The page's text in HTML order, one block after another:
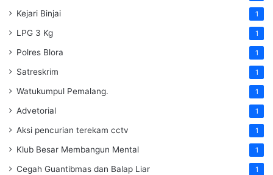
Kejari Binjai 1
LPG 3 Kg 1
Polres Blora 1
Satreskrim 1
Watukumpul Pemalang. 1
Advetorial 1
Aksi pencurian terekam cctv 1
Klub Besar Membangun Mental 1
Cegah Guantibmas dan Balap Liar 1